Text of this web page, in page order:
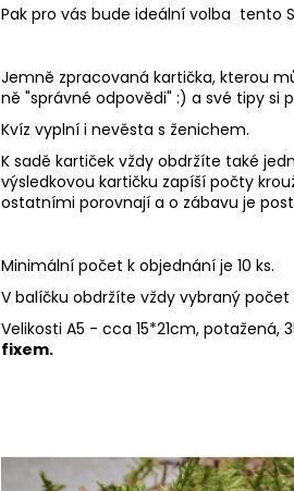
Pak pro vás bude ideální volba tento
Jemně zpracovaná kartička, kterou
ně "správné odpovědi" :) a své tipy si
Kvíz vyplní i nevěsta s ženichem.
K sadě kartiček vždy obdržíte také
výsledkovou kartičku zapíší počty
ostatními porovnají a o zábavu je
Minimální počet k objednání je 10 ks.
V balíčku obdržíte vždy vybraný počet
Velikosti A5 - cca 15*21cm, potažená,
fixem.